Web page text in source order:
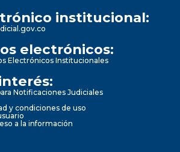
institucional:
electrónicos:
Electrónicos Institucionales
Notificaciones Judiciales
y condiciones de uso
a la información